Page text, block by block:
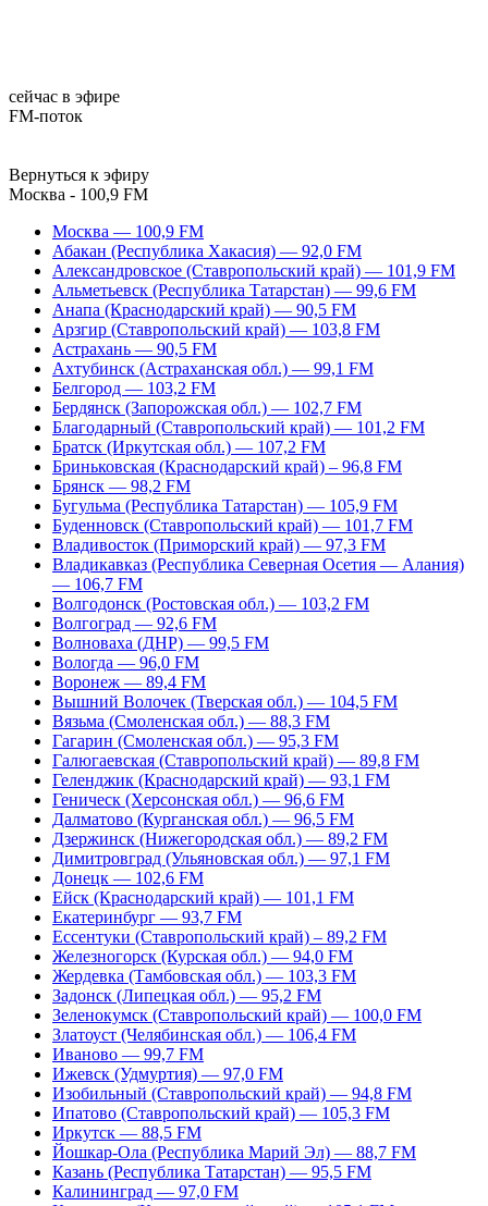
сейчас в эфире
FM-поток
Вернуться к эфиру
Москва - 100,9 FM
Москва — 100,9 FM
Абакан (Республика Хакасия) — 92,0 FM
Александровское (Ставропольский край) — 101,9 FM
Альметьевск (Республика Татарстан) — 99,6 FM
Анапа (Краснодарский край) — 90,5 FM
Арзгир (Ставропольский край) — 103,8 FM
Астрахань — 90,5 FM
Ахтубинск (Астраханская обл.) — 99,1 FM
Белгород — 103,2 FM
Бердянск (Запорожская обл.) — 102,7 FM
Благодарный (Ставропольский край) — 101,2 FM
Братск (Иркутская обл.) — 107,2 FM
Бриньковская (Краснодарский край) – 96,8 FM
Брянск — 98,2 FM
Бугульма (Республика Татарстан) — 105,9 FM
Буденновск (Ставропольский край) — 101,7 FM
Владивосток (Приморский край) — 97,3 FM
Владикавказ (Республика Северная Осетия — Алания)
— 106,7 FM
Волгодонск (Ростовская обл.) — 103,2 FM
Волгоград — 92,6 FM
Волноваха (ДНР) — 99,5 FM
Вологда — 96,0 FM
Воронеж — 89,4 FM
Вышний Волочек (Тверская обл.) — 104,5 FM
Вязьма (Смоленская обл.) — 88,3 FM
Гагарин (Смоленская обл.) — 95,3 FM
Галюгаевская (Ставропольский край) — 89,8 FM
Геленджик (Краснодарский край) — 93,1 FM
Геническ (Херсонская обл.) — 96,6 FM
Далматово (Курганская обл.) — 96,5 FM
Дзержинск (Нижегородская обл.) — 89,2 FM
Димитровград (Ульяновская обл.) — 97,1 FM
Донецк — 102,6 FM
Ейск (Краснодарский край) — 101,1 FM
Екатеринбург — 93,7 FM
Ессентуки (Ставропольский край) – 89,2 FM
Железногорск (Курская обл.) — 94,0 FM
Жердевка (Тамбовская обл.) — 103,3 FM
Задонск (Липецкая обл.) — 95,2 FM
Зеленокумск (Ставропольский край) — 100,0 FM
Златоуст (Челябинская обл.) — 106,4 FM
Иваново — 99,7 FM
Ижевск (Удмуртия) — 97,0 FM
Изобильный (Ставропольский край) — 94,8 FM
Ипатово (Ставропольский край) — 105,3 FM
Иркутск — 88,5 FM
Йошкар-Ола (Республика Марий Эл) — 88,7 FM
Казань (Республика Татарстан) — 95,5 FM
Калининград — 97,0 FM